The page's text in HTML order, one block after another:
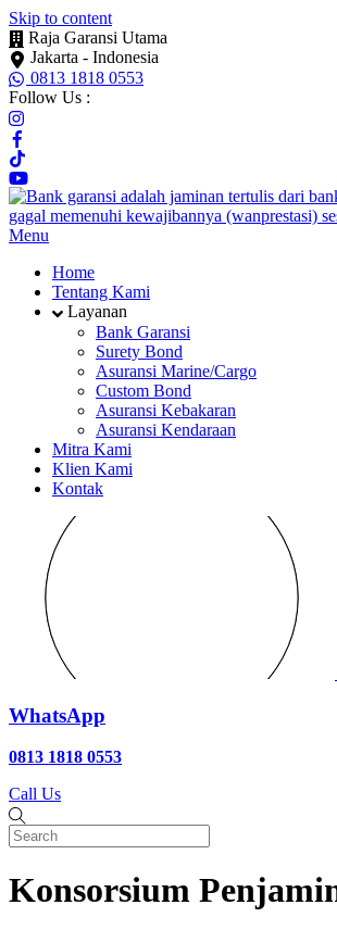
Skip to content
Raja Garansi Utama
Jakarta - Indonesia
0813 1818 0553
Follow Us :
Menu
Home
Tentang Kami
Layanan
Bank Garansi
Surety Bond
Asuransi Marine/Cargo
Custom Bond
Asuransi Kebakaran
Asuransi Kendaraan
Mitra Kami
Klien Kami
Kontak
WhatsApp
0813 1818 0553
Call Us
Konsorsium